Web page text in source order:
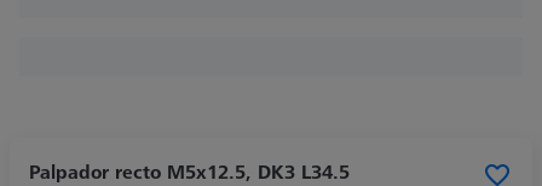
Palpador recto M5x12.5, DK3 L34.5